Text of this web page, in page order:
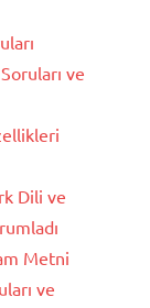
ve
Dili ve
Metni
ve